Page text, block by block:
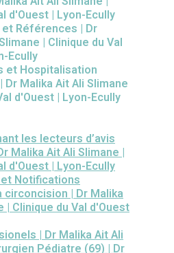
d'Ouest | Lyon-Ecully
Références | Dr
| Clinique du Val
Ecully
et Hospitalisation
Malika Ait Ali Slimane
d'Ouest | Lyon-Ecully
les lecteurs d’avis
Malika Ait Ali Slimane |
d'Ouest | Lyon-Ecully
Notifications
| Dr Malika
| Clinique du Val d'Ouest
| Dr Malika Ait Ali
Pédiatre (69) | Dr